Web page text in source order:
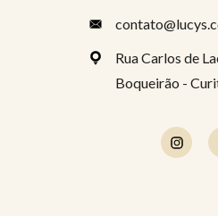
Rua Carlos de
Boqueirão -